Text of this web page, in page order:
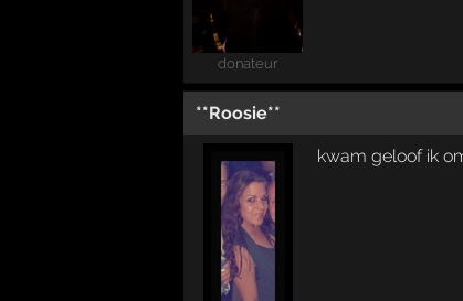
donateur
**Roosie**
kwam geloof ik